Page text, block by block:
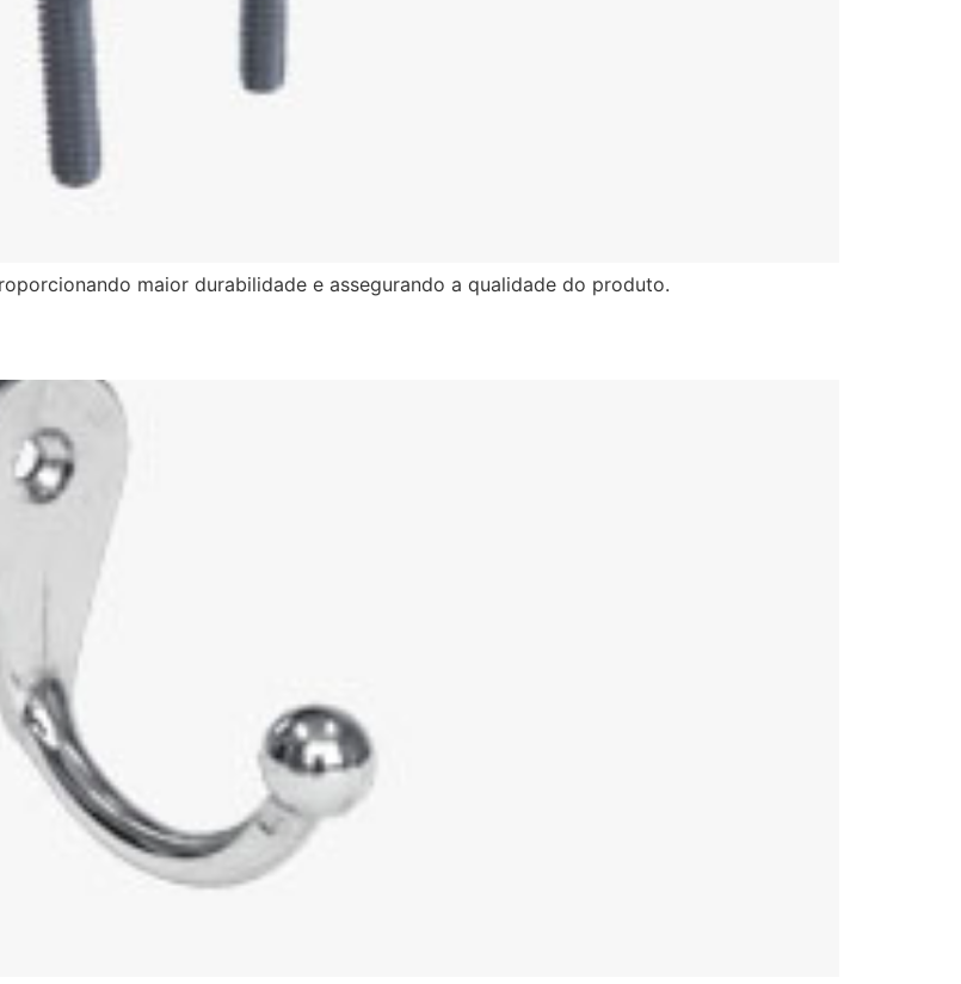
maior durabilidade e assegurando a qualidade do produto.